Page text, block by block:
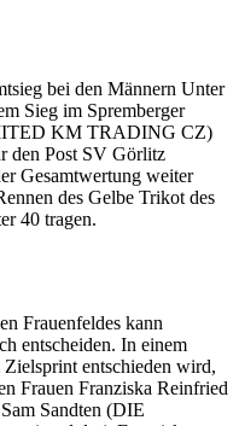
bei den Männern Unter
Sieg im Spremberger
KM TRADING CZ)
den Post SV Görlitz
Gesamtwertung weiter
des Gelbe Trikot des
40 tragen.
Frauenfeldes kann
entscheiden. In einem
Zielsprint entschieden wird,
Frauen Franziska Reinfried
Sandten (DIE